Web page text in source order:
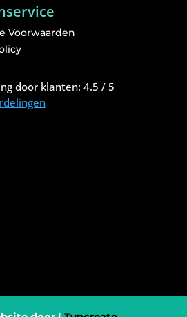
Voorwaarden
door klanten: 4.5 / 5